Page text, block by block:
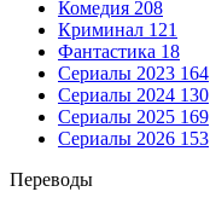
Комедия 208
Криминал 121
Фантастика 18
Сериалы 2023 164
Сериалы 2024 130
Сериалы 2025 169
Сериалы 2026 153
Переводы